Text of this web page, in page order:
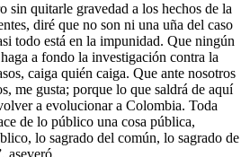
sin quitarle gravedad a los hechos de la
diré que no son ni una uña del caso
todo está en la impunidad. Que ningún
a fondo la investigación contra la
caiga quién caiga. Que ante nosotros
me gusta; porque lo que saldrá de aquí
a evolucionar a Colombia. Toda
de lo público una cosa pública,
lo sagrado del común, lo sagrado de